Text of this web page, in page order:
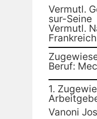
Vermutl.
sur-Seine
Vermutl.
Frankreich
Beruf:
1.
Vanoni